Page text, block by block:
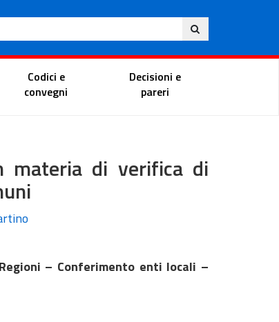
Ita
Portale del magistrato
Codici e
convegni
Decisioni e
pareri
materia di verifica di
– Conferimento enti locali –